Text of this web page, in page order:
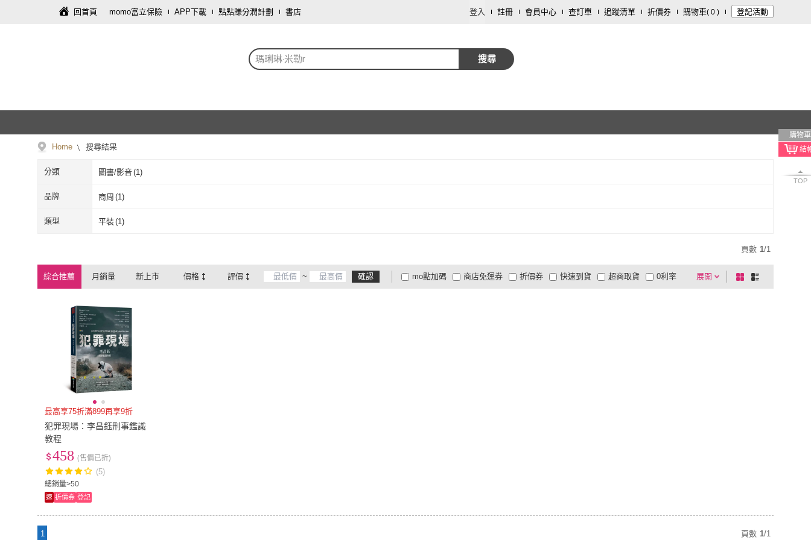
回首頁 momo富立保險 APP下載 點點賺分潤計劃 書店 登入 註冊 會員中心 查訂單 追蹤清單 折價券 購物車( 0 ) 登記活動
瑪琍琳‧米勒r 搜尋
購物車
TOP
Home 搜尋結果
分類 圖書/影音(1)
品牌 商周 (1)
商周
類型 平裝(1)
頁數 1/1
綜合推薦 月銷量 新上市 價格 評價 ~ 確認 展開
折價券
有影片
商品有量 電視購物
mo點加碼 快速到貨 超商取貨
大家電安心配
大家電快配
商店免運券 0利率
棋
盤
列
最高享75折滿899再享9折
犯罪現場：李昌鈺刑事鑑識
教程
總銷量>50
458 (售價已折)
(5)
速 折價券 登記
1 頁數 1/1